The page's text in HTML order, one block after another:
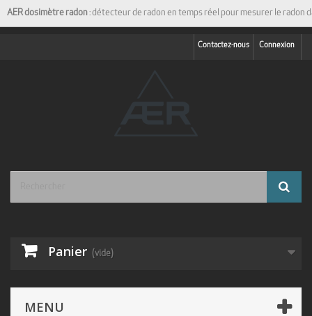
AER dosimètre radon: détecteur de radon en temps réel pour mesurer le radon
Connexion
Contactez-nous
Panier (vide)
MENU